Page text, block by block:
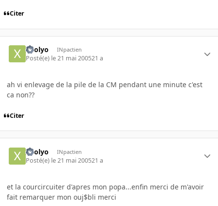
Citer
xoolyo INpactien
Posté(e) le 21 mai 200521 a
ah vi enlevage de la pile de la CM pendant une minute c'est
ca non??
Citer
xoolyo INpactien
Posté(e) le 21 mai 200521 a
et la courcircuiter d'apres mon popa...enfin merci de m'avoir
fait remarquer mon ouj$bli merci